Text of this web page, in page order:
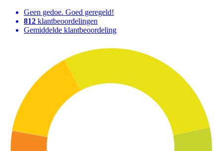
Geen gedoe. Goed geregeld!
812 klantbeoordelingen
Gemiddelde klantbeoordeling